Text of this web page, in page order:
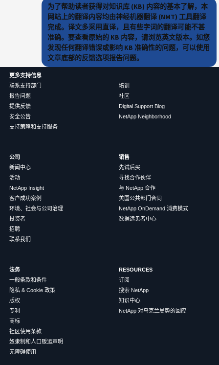
为了帮助读者获得对知识库 (KB) 内容的基本了解，本
网站上的翻译内容均由神经机器翻译 (NMT) 工具翻译
完成。译文多采用直译，且有些字词的翻译可能不甚
准确。要查看原始的 KB 内容，请浏览英文版本。如您
发现任何翻译错误或影响 KB 准确性的问题，可以使用
文章底部的反馈选项报告问题。
更多支持信息
联系支持部门
报告问题
提供反馈
安全公告
支持策略和支持服务
培训
社区
Digital Support Blog
NetApp Neighborhood
公司
新闻中心
活动
NetApp Insight
客户成功案例
环境、社会与公司治理
投资者
招聘
联系我们
销售
先试后买
寻找合作伙伴
与 NetApp 合作
美国公共部门合同
NetApp OnDemand 消费模式
数据远见者中心
法务
一般条款和条件
隐私 & Cookie 政策
版权
专利
商标
社区使用条款
奴隶制和人口贩运声明
无障碍使用
RESOURCES
订阅
搜索 NetApp
知识中心
NetApp 对乌克兰局势的回应